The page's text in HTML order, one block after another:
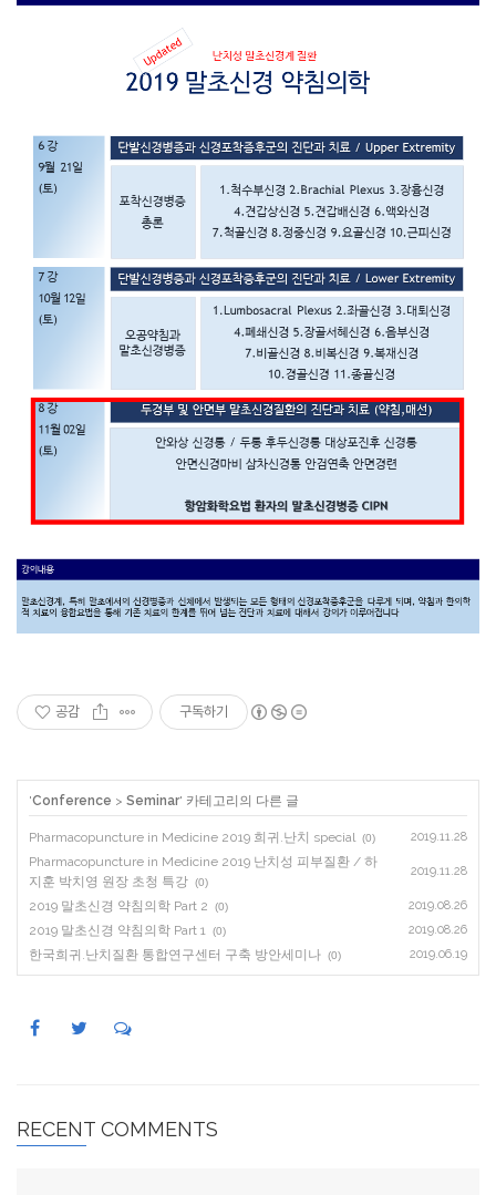
공감 구독하기
'Conference > Seminar' 카테고리의 다른 글
Pharmacopuncture in Medicine 2019 희귀.난치 special (0) 2019.11.28
Pharmacopuncture in Medicine 2019 난치성 피부질환 / 하
지훈 박치영 원장 초청 특강 (0)
2019.11.28
2019 말초신경 약침의학 Part 2 (0) 2019.08.26
2019 말초신경 약침의학 Part 1 (0) 2019.08.26
한국희귀.난치질환 통합연구센터 구축 방안세미나 (0) 2019.06.19
RECENT COMMENTS